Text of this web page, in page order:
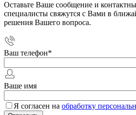
Оставьте Ваше сообщение и
специалисты свяжутся с Вами в
решения Вашего вопроса.
Ваш телефон*
Ваше имя
Я согласен на обработку